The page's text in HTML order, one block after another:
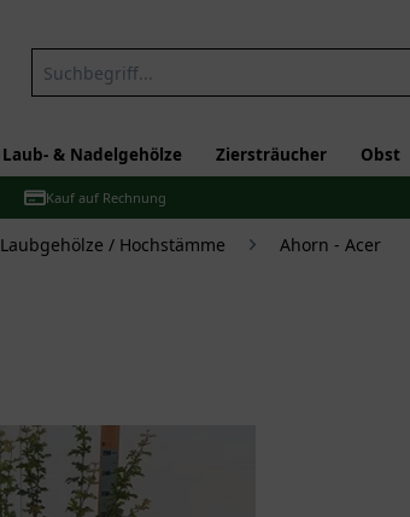
Laub- & Nadelgehölze Ziersträucher Obst
Kauf auf Rechnung
Laubgehölze / Hochstämme Ahorn - Acer